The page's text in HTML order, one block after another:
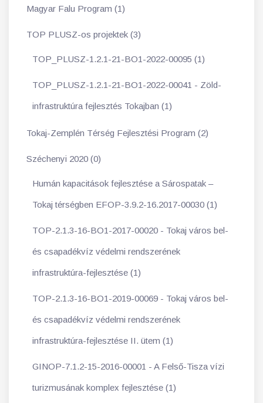
Magyar Falu Program (1)
TOP PLUSZ-os projektek (3)
TOP_PLUSZ-1.2.1-21-BO1-2022-00095 (1)
TOP_PLUSZ-1.2.1-21-BO1-2022-00041 - Zöld-
infrastruktúra fejlesztés Tokajban (1)
Tokaj-Zemplén Térség Fejlesztési Program (2)
Széchenyi 2020 (0)
Humán kapacitások fejlesztése a Sárospatak –
Tokaj térségben EFOP-3.9.2-16.2017-00030 (1)
TOP-2.1.3-16-BO1-2017-00020 - Tokaj város bel-
és csapadékvíz védelmi rendszerének
infrastruktúra-fejlesztése (1)
TOP-2.1.3-16-BO1-2019-00069 - Tokaj város bel-
és csapadékvíz védelmi rendszerének
infrastruktúra-fejlesztése II. ütem (1)
GINOP-7.1.2-15-2016-00001 - A Felső-Tisza vízi
turizmusának komplex fejlesztése (1)